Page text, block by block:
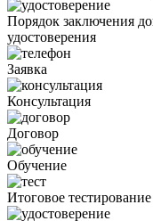
Порядок заключения
удостоверения
Заявка
Консультация
Договор
Обучение
Итоговое тестирование